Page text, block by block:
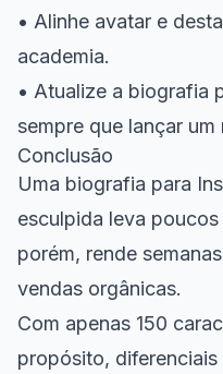
• Alinhe avatar e
academia.
• Atualize a biografia
sempre que lançar
Conclusão
Uma biografia para
esculpida leva
porém, rende
vendas orgânicas.
Com apenas 150
propósito,